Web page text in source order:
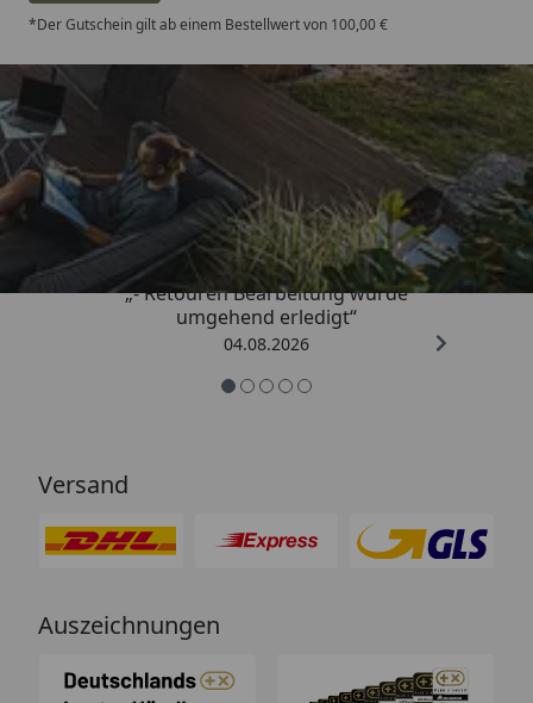
*Der Gutschein gilt ab einem Bestellwert von 100,00 €
Trusted Shops
4,81/ 5
„- Retouren Bearbeitung wurde
umgehend erledigt“
04.08.2026
Versand
Auszeichnungen